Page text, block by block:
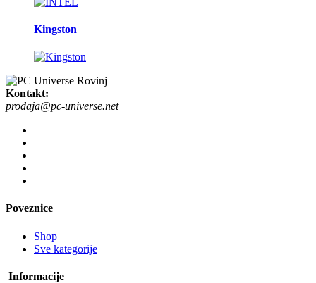
Kingston
Kontakt:
prodaja@pc-universe.net
Poveznice
Shop
Sve kategorije
Informacije